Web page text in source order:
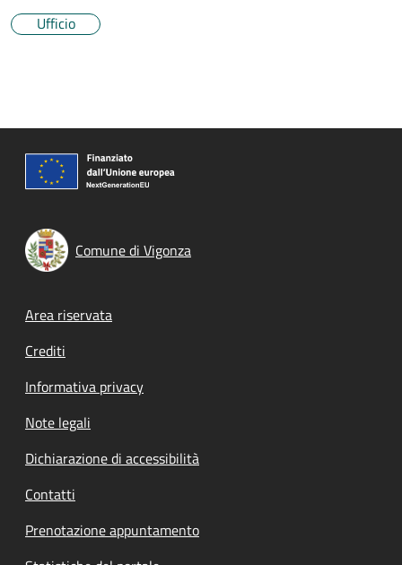
Ufficio
Comune di Vigonza
Footer menu
Area riservata
Crediti
Informativa privacy
Note legali
Dichiarazione di accessibilità
Contatti
Prenotazione appuntamento